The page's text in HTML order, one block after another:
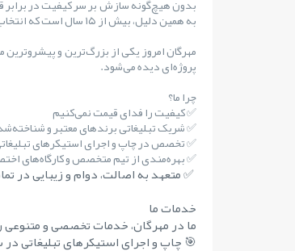
بدون هیچ‌گونه سازش بر سر کیفیت در برابر
به همین دلیل، بیش از ۱۵ سال است که انتخاب بسیاری از برندهای مطرح کشور بوده‌ایم.
مهرگان امروز یکی از بزرگ‌ترین و
پروژه‌ای دیده می‌شود.
چرا ما؟
✅ کیفیت را فدای قیمت نمی‌کنیم
✅ شریک تبلیغاتی برندهای معتبر و
✅ تخصص در چاپ و اجرای استیکرهای
✅ بهره‌مندی از تیم متخصص و کارگاه‌های
✅ متعهد به اصالت، دوام و زیبایی در
خدمات ما
ما در مهرگان، خدمات تخصصی و
🎯 چاپ و اجرای استیکرهای تبلیغاتی